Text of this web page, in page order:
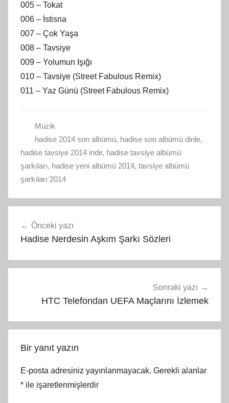
005 – Tokat
006 – İstisna
007 – Çok Yaşa
008 – Tavsiye
009 – Yolumun Işığı
010 – Tavsiye (Street Fabulous Remix)
011 – Yaz Günü (Street Fabulous Remix)
Müzik
hadise 2014 son albümü, hadise son albümü dinle,
hadise tavsiye 2014 indir, hadise tavsiye albümü
şarkıları, hadise yeni albümü 2014, tavsiye albümü
şarkıları 2014
gezinmesi
Önceki yazı
Hadise Nerdesin Aşkım Şarkı Sözleri
Sonraki yazı
HTC Telefondan UEFA Maçlarını İzlemek
Bir yanıt yazın
E-posta adresiniz yayınlanmayacak. Gerekli alanlar
* ile işaretlenmişlerdir